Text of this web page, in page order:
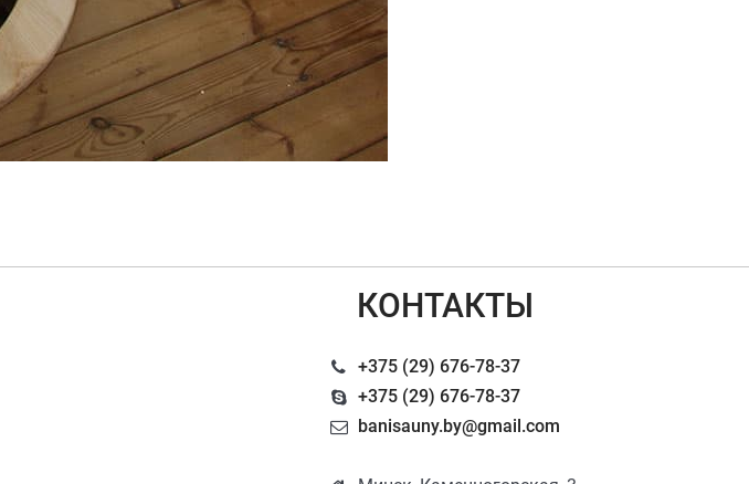
КОНТАКТЫ
+375 (29) 676-78-37
+375 (29) 676-78-37
banisauny.by@gmail.com